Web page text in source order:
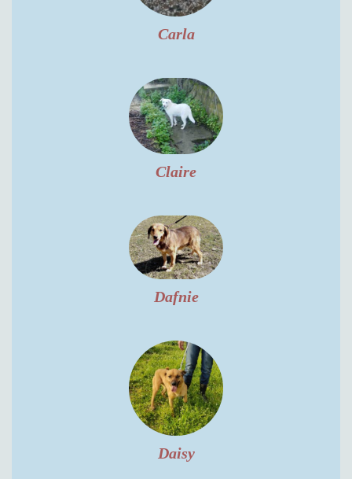
Carla
Claire
Dafnie
Daisy